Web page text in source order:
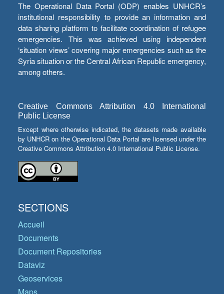
The Operational Data Portal (ODP) enables UNHCR’s
institutional responsibility to provide an information and
data sharing platform to facilitate coordination of refugee
emergencies. This was achieved using independent
‘situation views’ covering major emergencies such as the
Syria situation or the Central African Republic emergency,
among others.
Creative Commons Attribution 4.0 International
Public License
Except where otherwise indicated, the datasets made available
by UNHCR on the Operational Data Portal are licensed under the
Creative Commons Attribution 4.0 International Public License.
SECTIONS
Accueil
Documents
Document Repositories
Dataviz
Geoservices